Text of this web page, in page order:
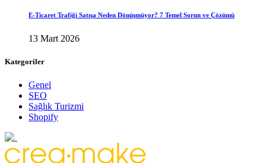
E-Ticaret Trafiği Satışa Neden Dönüşmüyor? 7 Temel Sorun ve Çözümü
13 Mart 2026
Kategoriler
Genel
SEO
Sağlık Turizmi
Shopify